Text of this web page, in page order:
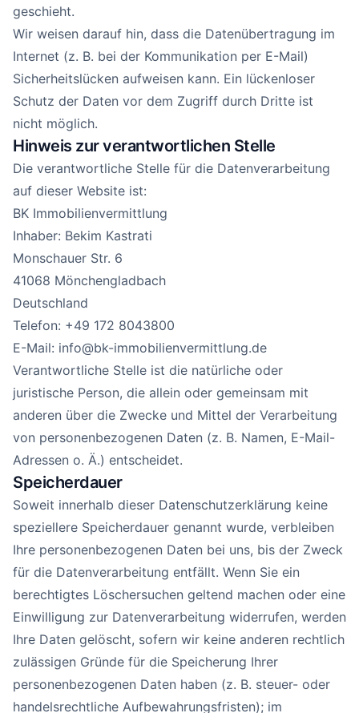
geschieht.
Wir weisen darauf hin, dass die Datenübertragung im
Internet (z. B. bei der Kommunikation per E-Mail)
Sicherheitslücken aufweisen kann. Ein lückenloser
Schutz der Daten vor dem Zugriff durch Dritte ist
nicht möglich.
Hinweis zur verantwortlichen Stelle
Die verantwortliche Stelle für die Datenverarbeitung
auf dieser Website ist:
BK Immobilienvermittlung
Inhaber: Bekim Kastrati
Monschauer Str. 6
41068 Mönchengladbach
Deutschland
Telefon: +49 172 8043800
E-Mail: info@bk-immobilienvermittlung.de
Verantwortliche Stelle ist die natürliche oder
juristische Person, die allein oder gemeinsam mit
anderen über die Zwecke und Mittel der Verarbeitung
von personenbezogenen Daten (z. B. Namen, E-Mail-
Adressen o. Ä.) entscheidet.
Speicherdauer
Soweit innerhalb dieser Datenschutzerklärung keine
speziellere Speicherdauer genannt wurde, verbleiben
Ihre personenbezogenen Daten bei uns, bis der Zweck
für die Datenverarbeitung entfällt. Wenn Sie ein
berechtigtes Löschersuchen geltend machen oder eine
Einwilligung zur Datenverarbeitung widerrufen, werden
Ihre Daten gelöscht, sofern wir keine anderen rechtlich
zulässigen Gründe für die Speicherung Ihrer
personenbezogenen Daten haben (z. B. steuer- oder
handelsrechtliche Aufbewahrungsfristen); im